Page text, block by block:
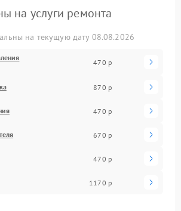
на услуги ремонта
на текущую дату 08.08.2026
470 р
870 р
470 р
670 р
470 р
1170 р